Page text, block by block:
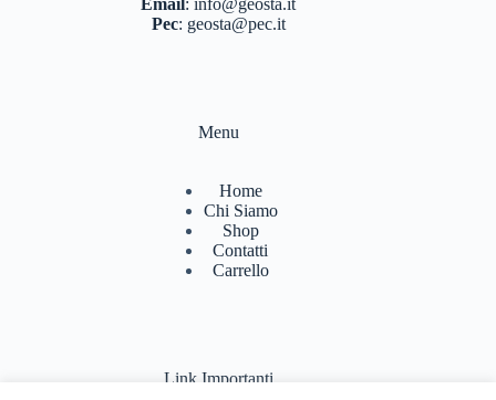
Email:info@geosta.it
Pec: geosta@pec.it
Menu
Home
Chi Siamo
Shop
Contatti
Carrello
Link Importanti